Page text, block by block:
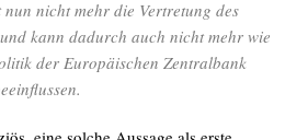
nicht mehr die Vertretung des
kann dadurch auch nicht mehr wie
der Europäischen Zentralbank